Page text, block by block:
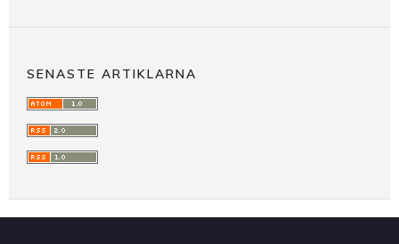
SENASTE ARTIKLARNA